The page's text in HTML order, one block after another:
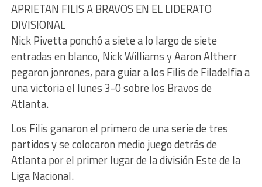
APRIETAN FILIS A BRAVOS EN EL LIDERATO
DIVISIONAL
Nick Pivetta ponchó a siete a lo largo de siete
entradas en blanco, Nick Williams y Aaron Altherr
pegaron jonrones, para guiar a los Filis de Filadelfia a
una victoria el lunes 3-0 sobre los Bravos de
Atlanta.
Los Filis ganaron el primero de una serie de tres
partidos y se colocaron medio juego detrás de
Atlanta por el primer lugar de la división Este de la
Liga Nacional.